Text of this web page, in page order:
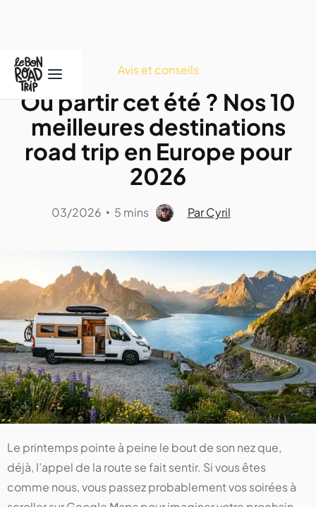
Avis et conseils
Où partir cet été ? Nos 10
meilleures destinations
road trip en Europe pour
2026
03/2026 • 5 mins Par Cyril
Le printemps pointe à peine le bout de son nez que,
déjà, l’appel de la route se fait sentir. Si vous êtes
comme nous, vous passez probablement vos soirées à